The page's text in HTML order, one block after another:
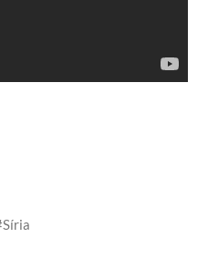
Síria